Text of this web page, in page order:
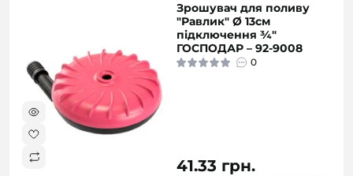
Зрошувач для поливу
"Равлик" Ø 13см
підключення ¾"
ГОСПОДАР – 92-9008
0
41.33 грн.